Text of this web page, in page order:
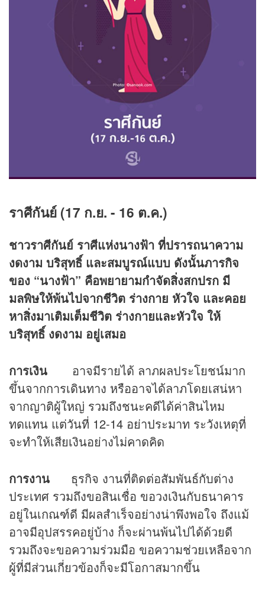
ราศีกันย์ (17 ก.ย. - 16 ต.ค.)
ชาวราศีกันย์ ราศีแห่งนางฟ้า ที่ปรารถนาความ
งดงาม บริสุทธิ์ และสมบูรณ์แบบ ดังนั้นภารกิจ
ของ “นางฟ้า” คือพยายามกำจัดสิ่งสกปรก มี
มลพิษให้พ้นไปจากชีวิต ร่างกาย หัวใจ และคอย
หาสิ่งมาเติมเต็มชีวิต ร่างกายและหัวใจ ให้
บริสุทธิ์ งดงาม อยู่เสมอ
การเงิน อาจมีรายได้ ลาภผลประโยชน์มาก
ขึ้นจากการเดินทาง หรืออาจได้ลาภโดยเสน่หา
จากญาติผู้ใหญ่ รวมถึงชนะคดีได้ค่าสินไหม
ทดแทน แต่วันที่ 12-14 อย่าประมาท ระวังเหตุที่
จะทำให้เสียเงินอย่างไม่คาดคิด
การงาน ธุรกิจ งานที่ติดต่อสัมพันธ์กับต่าง
ประเทศ รวมถึงขอสินเชื่อ ขอวงเงินกับธนาคาร
อยู่ในเกณฑ์ดี มีผลสำเร็จอย่างน่าพึงพอใจ ถึงแม้
อาจมีอุปสรรคอยู่บ้าง ก็จะผ่านพ้นไปได้ด้วยดี
รวมถึงจะขอความร่วมมือ ขอความช่วยเหลือจาก
ผู้ที่มีส่วนเกี่ยวข้องก็จะมีโอกาสมากขึ้น